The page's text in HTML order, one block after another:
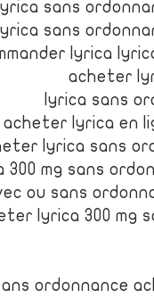
sans
lyrica sans
lyrica
acheter
lyrica sans
acheter lyrica en
lyrica sans
mg sans
ou sans
lyrica 300 mg
ordonnance